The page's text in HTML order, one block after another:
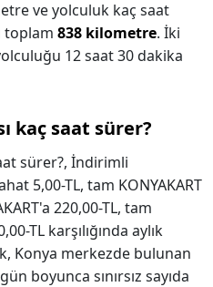
ve yolculuk kaç saat
toplam 838 kilometre. İki
12 saat 30 dakika
kaç saat sürer?
sürer?, İndirimli
5,00-TL, tam KONYAKART
220,00-TL, tam
TL karşılığında aylık
Konya merkezde bulunan
boyunca sınırsız sayıda